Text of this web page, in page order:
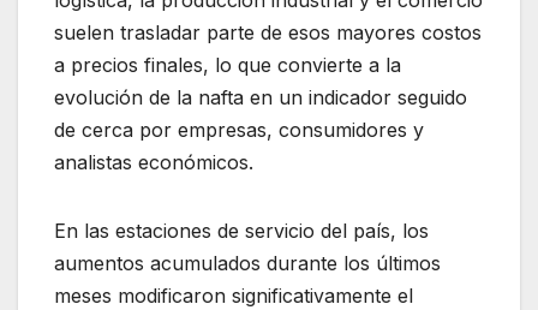
suelen trasladar parte de esos mayores costos
a precios finales, lo que convierte a la
evolución de la nafta en un indicador seguido
de cerca por empresas, consumidores y
analistas económicos.
En las estaciones de servicio del país, los
aumentos acumulados durante los últimos
meses modificaron significativamente el